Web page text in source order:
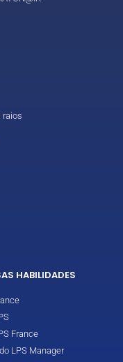
raios
HABILIDADES
France
LPS Manager